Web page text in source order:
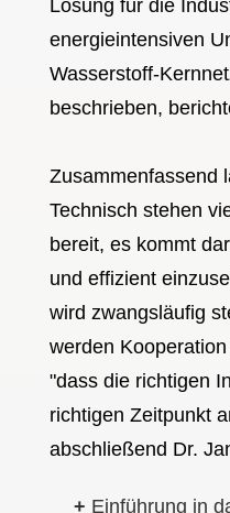
Lösung für die
energieintensiven
Wasserstoff-
beschrieben,
Zusammenfassend
Technisch stehen
bereit, es kommt
und effizient
wird zwangsläufig
werden
"dass die richtigen
richtigen Zeitpunkt
abschließend Dr.
Einführung in